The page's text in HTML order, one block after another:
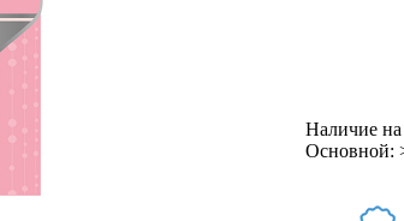
Наличие на
Основной: